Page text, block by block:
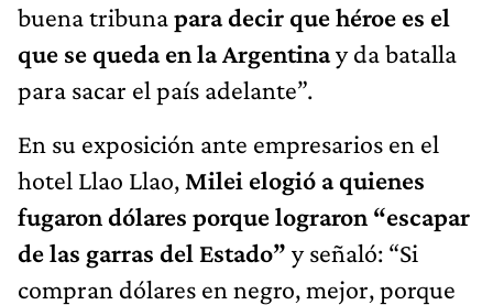
buena tribunapara decir que héroe es el
que se queda en la Argentinay da batalla
para sacar el país adelante”.
En su exposición ante empresarios en el
hotel Llao Llao, Milei elogió a quienes
fugaron dólares porque lograron “escapar
de las garras del Estado” y señaló: “Si
compran dólares en negro, mejor, porque